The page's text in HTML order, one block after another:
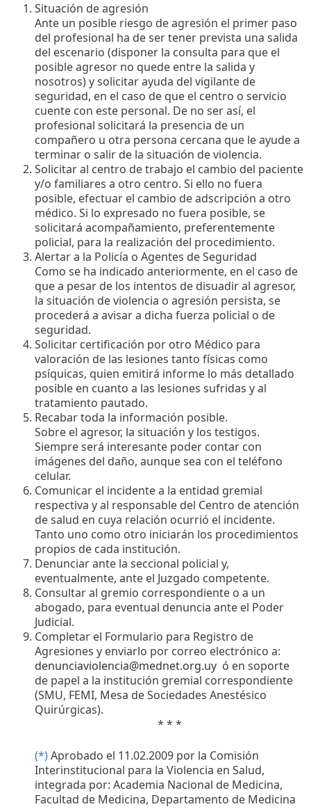
Situación de agresión
Ante un posible riesgo de agresión el primer paso
del profesional ha de ser tener prevista una salida
del escenario (disponer la consulta para que el
posible agresor no quede entre la salida y
nosotros) y solicitar ayuda del vigilante de
seguridad, en el caso de que el centro o servicio
cuente con este personal. De no ser así, el
profesional solicitará la presencia de un
compañero u otra persona cercana que le ayude a
terminar o salir de la situación de violencia.
Solicitar al centro de trabajo el cambio del paciente
y/o familiares a otro centro. Si ello no fuera
posible, efectuar el cambio de adscripción a otro
médico. Si lo expresado no fuera posible, se
solicitará acompañamiento, preferentemente
policial, para la realización del procedimiento.
Alertar a la Policía o Agentes de Seguridad
Como se ha indicado anteriormente, en el caso de
que a pesar de los intentos de disuadir al agresor,
la situación de violencia o agresión persista, se
procederá a avisar a dicha fuerza policial o de
seguridad.
Solicitar certificación por otro Médico para
valoración de las lesiones tanto físicas como
psíquicas, quien emitirá informe lo más detallado
posible en cuanto a las lesiones sufridas y al
tratamiento pautado.
Recabar toda la información posible.
Sobre el agresor, la situación y los testigos.
Siempre será interesante poder contar con
imágenes del daño, aunque sea con el teléfono
celular.
Comunicar el incidente a la entidad gremial
respectiva y al responsable del Centro de atención
de salud en cuya relación ocurrió el incidente.
Tanto uno como otro iniciarán los procedimientos
propios de cada institución.
Denunciar ante la seccional policial y,
eventualmente, ante el Juzgado competente.
Consultar al gremio correspondiente o a un
abogado, para eventual denuncia ante el Poder
Judicial.
Completar el Formulario para Registro de
Agresiones y enviarlo por correo electrónico a:
denunciaviolencia@mednet.org.uy ó en soporte
de papel a la institución gremial correspondiente
(SMU, FEMI, Mesa de Sociedades Anestésico
Quirúrgicas).
* * *
(*)Aprobado el 11.02.2009 por la Comisión
Interinstitucional para la Violencia en Salud,
integrada por: Academia Nacional de Medicina,
Facultad de Medicina, Departamento de Medicina